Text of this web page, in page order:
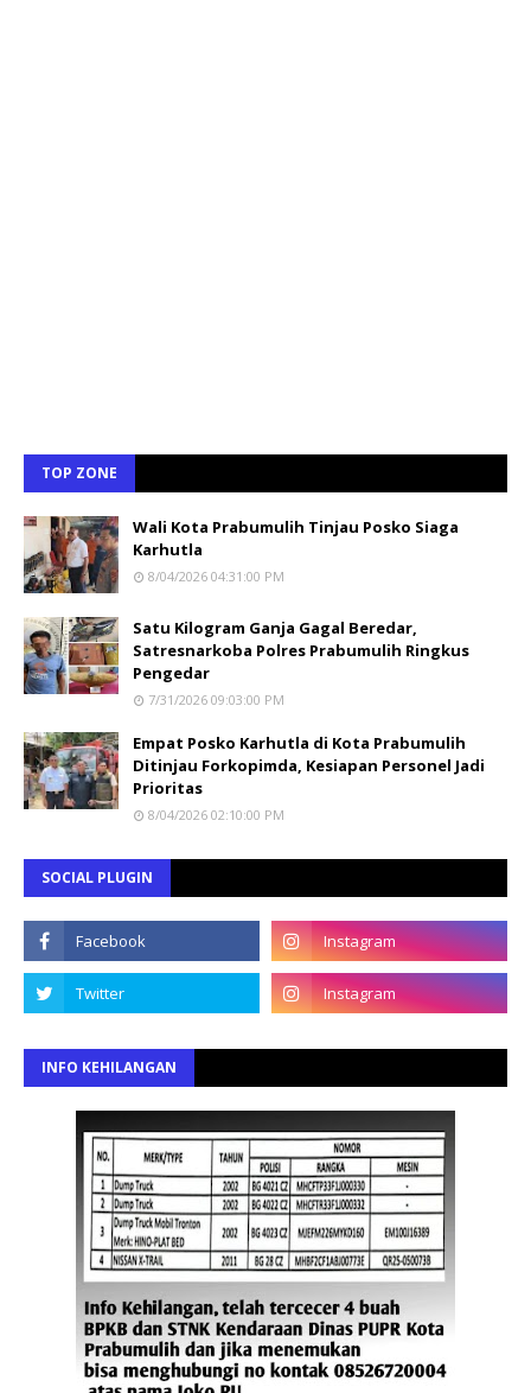
TOP ZONE
Wali Kota Prabumulih Tinjau Posko Siaga
Karhutla
8/04/2026 04:31:00 PM
Satu Kilogram Ganja Gagal Beredar,
Satresnarkoba Polres Prabumulih Ringkus
Pengedar
7/31/2026 09:03:00 PM
Empat Posko Karhutla di Kota Prabumulih
Ditinjau Forkopimda, Kesiapan Personel Jadi
Prioritas
8/04/2026 02:10:00 PM
SOCIAL PLUGIN
INFO KEHILANGAN